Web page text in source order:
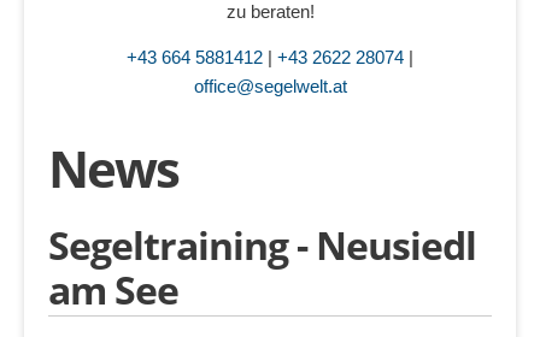
zu beraten!
+43 664 5881412 | +43 2622 28074 |
office@segelwelt.at
News
Segeltraining - Neusiedl
am See